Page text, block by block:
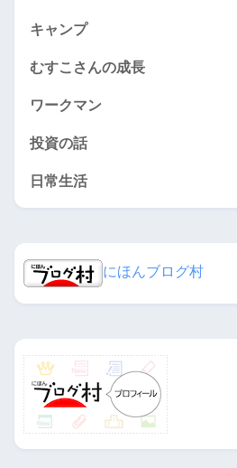
キャンプ
むすこさんの成長
ワークマン
投資の話
日常生活
にほんブログ村